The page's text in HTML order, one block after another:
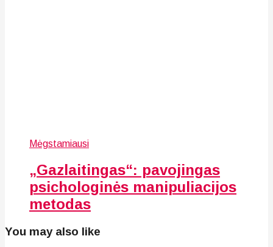
Mėgstamiausi
„Gazlaitingas“: pavojingas
psichologinės manipuliacijos
metodas
You may also like